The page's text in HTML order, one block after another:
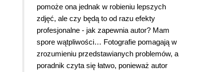
pomoże ona jednak w robieniu lepszych
zdjęć, ale czy będą to od razu efekty
profesjonalne - jak zapewnia autor? Mam
spore wątpliwości… Fotografie pomagają w
zrozumieniu przedstawianych problemów, a
poradnik czyta się łatwo, ponieważ autor